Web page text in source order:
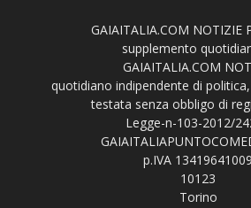
GAIAITALIA.COM NOTIZIE
supplemento
GAIAITALIA.COM
quotidiano indipendente di
testata senza obbligo di
Legge-n-103-2012/
p.IVA 13419641009
10123
Torino